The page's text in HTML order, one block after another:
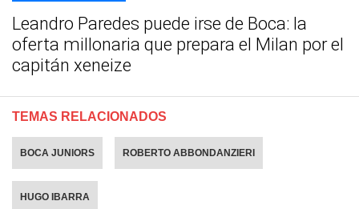
Leandro Paredes puede irse de Boca: la
oferta millonaria que prepara el Milan por el
capitán xeneize
TEMAS RELACIONADOS
BOCA JUNIORS ROBERTO ABBONDANZIERI
HUGO IBARRA